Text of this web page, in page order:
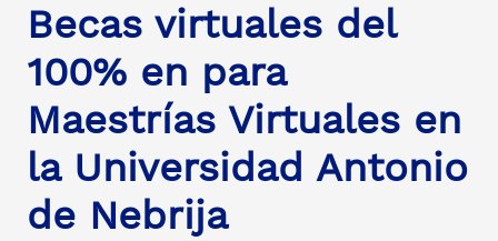
Becas virtuales del
100% en para
Maestrías Virtuales en
la Universidad Antonio
de Nebrija